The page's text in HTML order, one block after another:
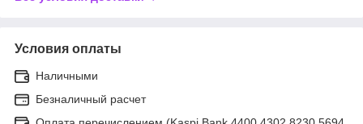
Условия оплаты
Наличными
Безналичный расчет